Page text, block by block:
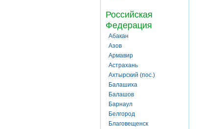
Российская
Федерация
Абакан
Азов
Армавир
Астрахань
Ахтырский (пос.)
Балашиха
Балашов
Барнаул
Белгород
Благовещенск